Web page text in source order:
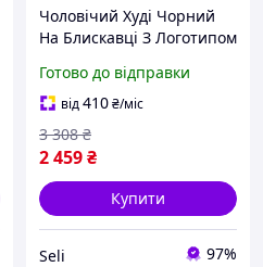
Чоловічий Худі Чорний
На Блискавці З Логотипом
Seli
Готово до відправки
від410₴/міс
2 459₴
3 308 ₴
Купити
Seli 97%